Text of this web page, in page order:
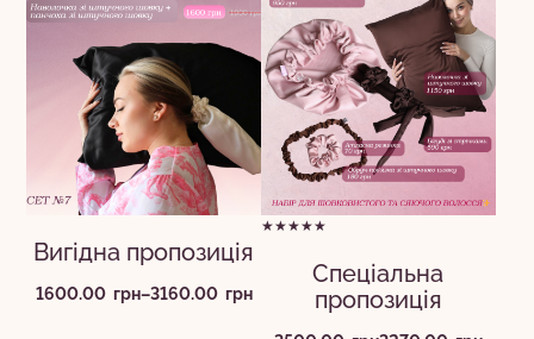
Вигідна пропозиція
1600.00 грн–3160.00 грн
Діапазон
★★★★★
Спеціальна
пропозиція